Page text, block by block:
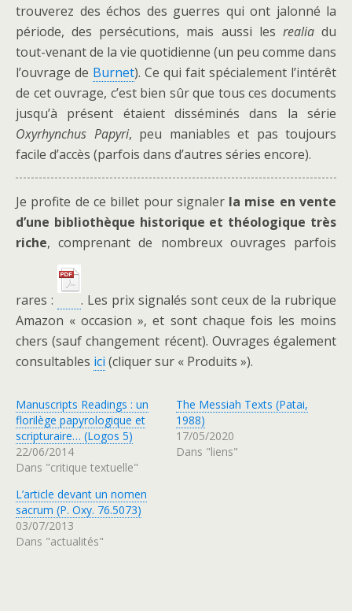
trouverez des échos des guerres qui ont jalonné la
période, des persécutions, mais aussi les realiadu
tout-venant de la vie quotidienne (un peu comme dans
l’ouvrage de Burnet). Ce qui fait spécialement l’intérêt
de cet ouvrage, c’est bien sûr que tous ces documents
jusqu’à présent étaient disséminés dans la série
Oxyrhynchus Papyri, peu maniables et pas toujours
facile d’accès (parfois dans d’autres séries encore).
Je profite de ce billet pour signaler la mise en vente
d’une bibliothèque historique et théologique très
riche, comprenant de nombreux ouvrages parfois
rares :
. Les prix signalés sont ceux de la rubrique
Amazon « occasion », et sont chaque fois les moins
chers (sauf changement récent). Ouvrages également
consultables ici (cliquer sur « Produits »).
Manuscripts Readings : un
florilège papyrologique et
scripturaire… (Logos 5)
22/06/2014
Dans "critique textuelle"
The Messiah Texts (Patai,
1988)
17/05/2020
Dans "liens"
L’article devant un nomen
sacrum (P. Oxy. 76.5073)
03/07/2013
Dans "actualités"